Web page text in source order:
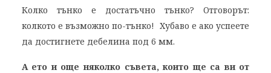
Колко тънко е достатъчно тънко? Отговорът:
колкото е възможно по-тънко! Хубаво е ако успеете
да достигнете дебелина под 6 мм.
А ето и още няколко съвета, които ще са ви от